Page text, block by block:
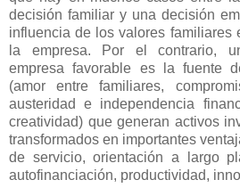
decisión familiar y una decisión
influencia de los valores familiares
la empresa. Por el contrario,
empresa favorable es la fuente
(amor entre familiares,
austeridad e independencia
creatividad) que generan activos
transformados en importantes
de servicio, orientación a largo
autofinanciación, productividad,